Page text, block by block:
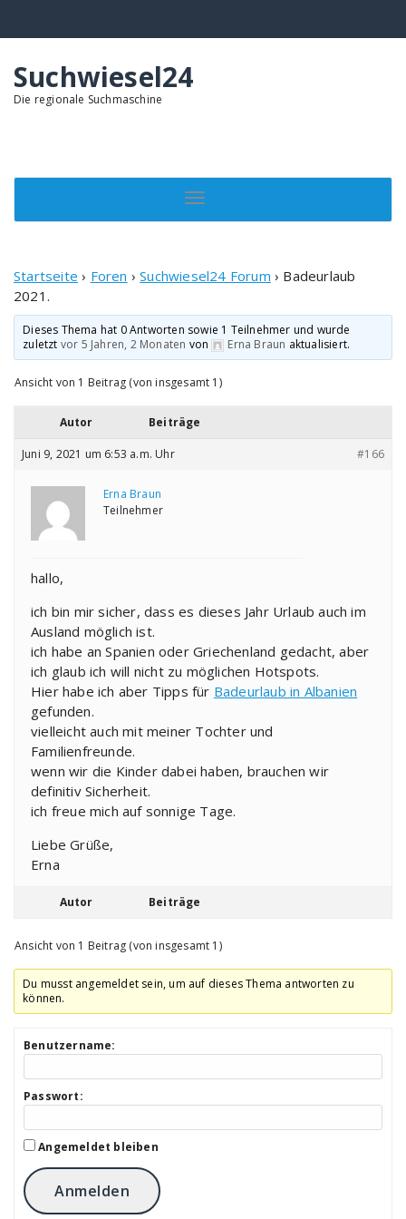
Suchwiesel24
Die regionale Suchmaschine
Toggle navigation
Startseite › Foren › Suchwiesel24 Forum › Badeurlaub
2021.
Dieses Thema hat 0 Antworten sowie 1 Teilnehmer und wurde
zuletzt vor 5 Jahren, 2 Monaten von Erna Braun aktualisiert.
Ansicht von 1 Beitrag (von insgesamt 1)
Autor Beiträge
Juni 9, 2021 um 6:53 a.m. Uhr #166
Erna Braun
Teilnehmer
hallo,
ich bin mir sicher, dass es dieses Jahr Urlaub auch im
Ausland möglich ist.
ich habe an Spanien oder Griechenland gedacht, aber
ich glaub ich will nicht zu möglichen Hotspots.
Hier habe ich aber Tipps für Badeurlaub in Albanien
gefunden.
vielleicht auch mit meiner Tochter und
Familienfreunde.
wenn wir die Kinder dabei haben, brauchen wir
definitiv Sicherheit.
ich freue mich auf sonnige Tage.
Liebe Grüße,
Erna
Autor Beiträge
Ansicht von 1 Beitrag (von insgesamt 1)
Du musst angemeldet sein, um auf dieses Thema antworten zu
können.
Benutzername:
Passwort:
Angemeldet bleiben
Anmelden